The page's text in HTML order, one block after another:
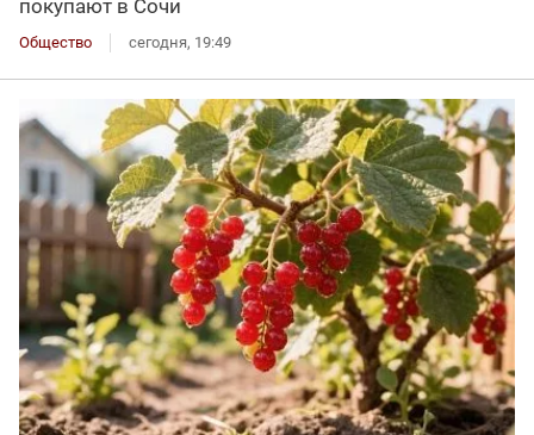
покупают в Сочи
Общество сегодня, 19:49